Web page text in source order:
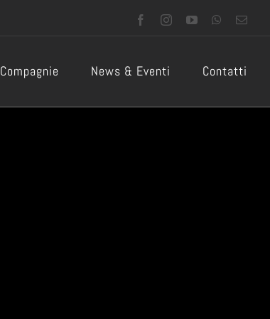
FacebookInstagramYouTubeWhatsApp
Compagnie News & Eventi Contatti